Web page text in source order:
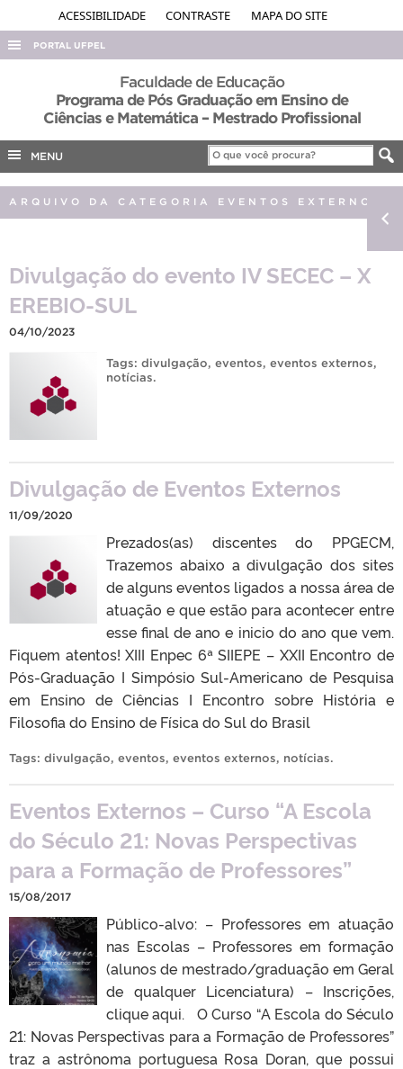
ACESSIBILIDADE CONTRASTE MAPA DO SITE
PORTAL UFPEL
ACESSO À INFORMAÇÃO
AUDITORIA
EDITAIS
PORTARIAS
Faculdade de Educação
Programa de Pós Graduação em Ensino de
Ciências e Matemática – Mestrado Profissional
MENU
ARQUIVO DA CATEGORIA EVENTOS EXTERNOS
Divulgação do evento IV SECEC – X
EREBIO-SUL
04/10/2023
Tags: divulgação, eventos, eventos externos,
notícias.
Divulgação de Eventos Externos
11/09/2020
Prezados(as) discentes do PPGECM,
Trazemos abaixo a divulgação dos sites
de alguns eventos ligados a nossa área de
atuação e que estão para acontecer entre
esse final de ano e inicio do ano que vem.
Fiquem atentos! XIII Enpec 6ª SIIEPE – XXII Encontro de
Pós-Graduação I Simpósio Sul-Americano de Pesquisa
em Ensino de Ciências I Encontro sobre História e
Filosofia do Ensino de Física do Sul do Brasil
Tags: divulgação, eventos, eventos externos, notícias.
Eventos Externos – Curso “A Escola
do Século 21: Novas Perspectivas
para a Formação de Professores”
15/08/2017
Público-alvo: – Professores em atuação
nas Escolas – Professores em formação
(alunos de mestrado/graduação em Geral
de qualquer Licenciatura) – Inscrições,
clique aqui. O Curso “A Escola do Século
21: Novas Perspectivas para a Formação de Professores”
traz a astrônoma portuguesa Rosa Doran, que possui